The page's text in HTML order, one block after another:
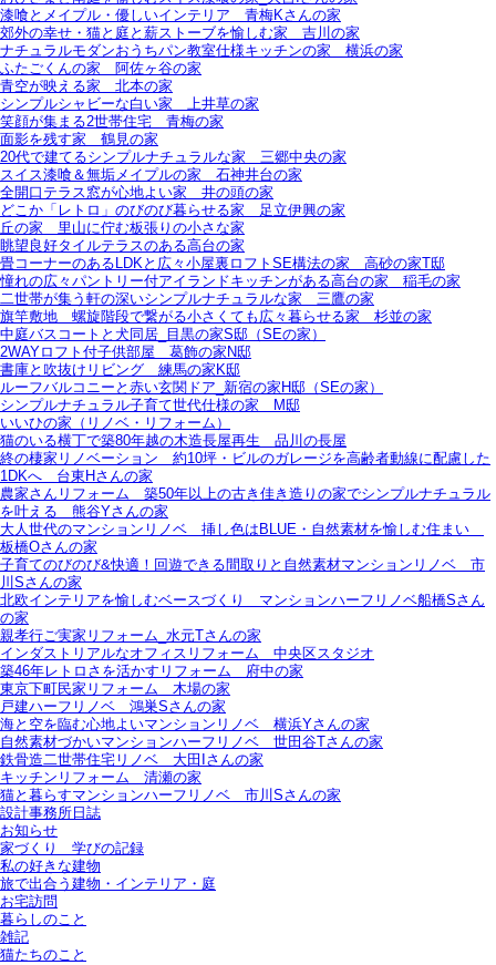
漆喰とメイプル・優しいインテリア＿青梅Kさんの家
郊外の幸せ・猫と庭と薪ストーブを愉しむ家＿吉川の家
ナチュラルモダンおうちパン教室仕様キッチンの家＿横浜の家
ふたごくんの家＿阿佐ヶ谷の家
青空が映える家＿北本の家
シンプルシャビーな白い家＿上井草の家
笑顔が集まる2世帯住宅＿青梅の家
面影を残す家＿鶴見の家
20代で建てるシンプルナチュラルな家＿三郷中央の家
スイス漆喰＆無垢メイプルの家＿石神井台の家
全開口テラス窓が心地よい家＿井の頭の家
どこか「レトロ」のびのび暮らせる家＿足立伊興の家
丘の家＿里山に佇む板張りの小さな家
眺望良好タイルテラスのある高台の家
畳コーナーのあるLDKと広々小屋裏ロフトSE構法の家＿高砂の家T邸
憧れの広々パントリー付アイランドキッチンがある高台の家＿稲毛の家
二世帯が集う軒の深いシンプルナチュラルな家＿三鷹の家
旗竿敷地＿螺旋階段で繋がる小さくても広々暮らせる家＿杉並の家
中庭バスコートと犬同居_目黒の家S邸（SEの家）
2WAYロフト付子供部屋＿葛飾の家N邸
書庫と吹抜けリビング 練馬の家K邸
ルーフバルコニーと赤い玄関ドア_新宿の家H邸（SEの家）
シンプルナチュラル子育て世代仕様の家 M邸
いいひの家（リノベ・リフォーム）
猫のいる横丁で築80年越の木造長屋再生＿品川の長屋
終の棲家リノベーション＿約10坪・ビルのガレージを高齢者動線に配慮した
1DKへ＿台東Hさんの家
農家さんリフォーム＿築50年以上の古き佳き造りの家でシンプルナチュラル
を叶える＿熊谷Yさんの家
大人世代のマンションリノベ＿挿し色はBLUE・自然素材を愉しむ住まい＿
板橋Oさんの家
子育てのびのび&快適！回遊できる間取りと自然素材マンションリノベ＿市
川Sさんの家
北欧インテリアを愉しむベースづくり＿マンションハーフリノベ船橋Sさん
の家
親孝行ご実家リフォーム_水元Tさんの家
インダストリアルなオフィスリフォーム＿中央区スタジオ
築46年レトロさを活かすリフォーム＿府中の家
東京下町民家リフォーム＿木場の家
戸建ハーフリノベ＿鴻巣Sさんの家
海と空を臨む心地よいマンションリノベ＿横浜Yさんの家
自然素材づかいマンションハーフリノベ＿世田谷Tさんの家
鉄骨造二世帯住宅リノベ＿大田Iさんの家
キッチンリフォーム＿清瀬の家
猫と暮らすマンションハーフリノベ＿市川Sさんの家
設計事務所日誌
お知らせ
家づくり 学びの記録
私の好きな建物
旅で出合う建物・インテリア・庭
お宅訪問
暮らしのこと
雑記
猫たちのこと